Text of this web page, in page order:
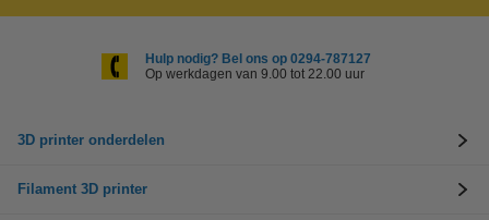
Hulp nodig? Bel ons op 0294-787127
Op werkdagen van 9.00 tot 22.00 uur
3D printer onderdelen
Filament 3D printer